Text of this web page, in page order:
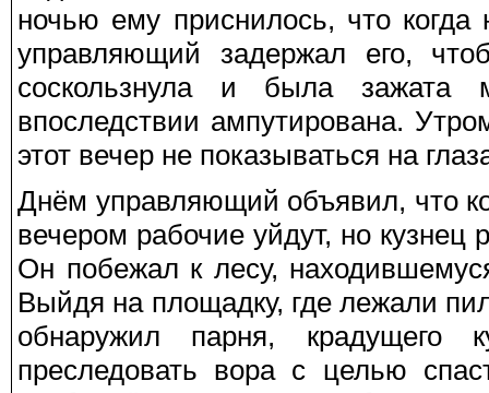
ночью ему приснилось, что
управляющий задержал его,
соскользнула и была зажата
впоследствии ампутирована.
этот вечер не показываться на
Днём управляющий объявил, что
вечером рабочие уйдут, но кузнец
Он побежал к лесу,
Выйдя на площадку, где лежали
обнаружил парня,
преследовать вора с целью